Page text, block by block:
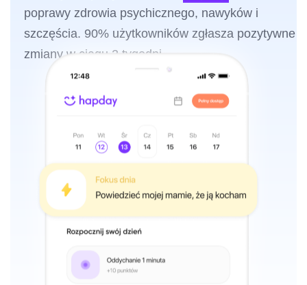
poprawy zdrowia psychicznego, nawyków i
szczęścia. 90% użytkowników zgłasza pozytywne
zmiany w ciągu 2 tygodni.